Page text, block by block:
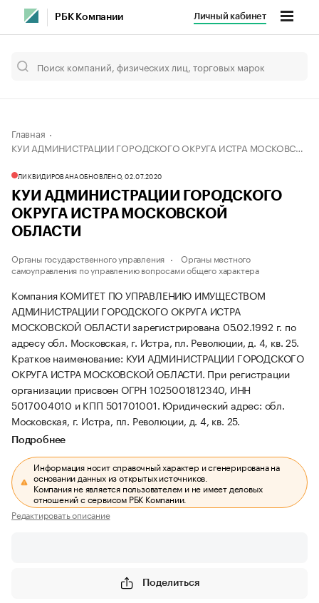
РБК Компании Личный кабинет
Главная
КУИ АДМИНИСТРАЦИИ ГОРОДСКОГО ОКРУГА ИСТРА МОСКОВСКОЙ ОБЛАСТИ
ЛИКВИДИРОВАНАОБНОВЛЕНО, 02.07.2020
КУИ АДМИНИСТРАЦИИ ГОРОДСКОГО
ОКРУГА ИСТРА МОСКОВСКОЙ
ОБЛАСТИ
Органы государственного управления
Органы местного
самоуправления по управлению вопросами общего характера
Компания КОМИТЕТ ПО УПРАВЛЕНИЮ ИМУЩЕСТВОМ
АДМИНИСТРАЦИИ ГОРОДСКОГО ОКРУГА ИСТРА
МОСКОВСКОЙ ОБЛАСТИ зарегистрирована 05.02.1992 г. по
адресу обл. Московская, г. Истра, пл. Революции, д. 4, кв. 25.
Краткое наименование: КУИ АДМИНИСТРАЦИИ ГОРОДСКОГО
ОКРУГА ИСТРА МОСКОВСКОЙ ОБЛАСТИ. При регистрации
организации присвоен ОГРН 1025001812340, ИНН
5017004010 и КПП 501701001. Юридический адрес: обл.
Московская, г. Истра, пл. Революции, д. 4, кв. 25.
Подробнее
Информация носит справочный характер и сгенерирована на
основании данных из открытых источников.
Компания не является пользователем и не имеет деловых
отношений с сервисом РБК Компании.
Редактировать описание
Поделиться